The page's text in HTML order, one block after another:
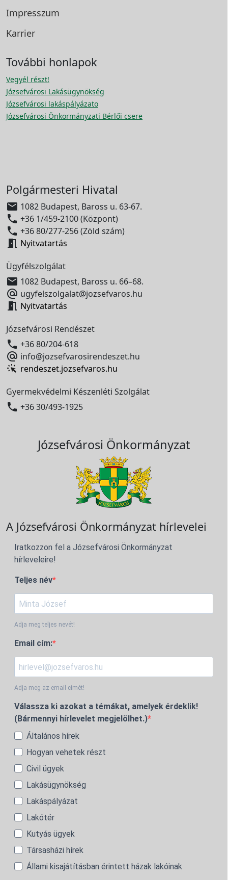
Impresszum
Karrier
További honlapok
Vegyél részt!
Józsefvárosi Lakásügynökség
Józsefvárosi lakáspályázato
Józsefvárosi Önkormányzati Bérlői csere
Polgármesteri Hivatal
 1082 Budapest, Baross u. 63-67.
 +36 1/459-2100 (Központ)
 +36 80/277-256 (Zöld szám)
 Nyitvatartás
Ügyfélszolgálat
 1082 Budapest, Baross u. 66–68.
 ugyfelszolgalat@jozsefvaros.hu
 Nyitvatartás
Józsefvárosi Rendészet
 +36 80/204-618
 info@jozsefvarosirendeszet.hu
rendeszet.jozsefvaros.hu
Gyermekvédelmi Készenléti Szolgálat
 +36 30/493-1925
Józsefvárosi Önkormányzat
A Józsefvárosi Önkormányzat hírlevelei
Iratkozzon fel a Józsefvárosi Önkormányzat
hírleveleire!
Teljes név
Adja meg teljes nevét!
Email cím:
Adja meg az email címét!
Válassza ki azokat a témákat, amelyek érdeklik!
(Bármennyi hírlevelet megjelölhet.)
Általános hírek
Hogyan vehetek részt
Civil ügyek
Lakásügynökség
Lakáspályázat
Lakótér
Kutyás ügyek
Társasházi hírek
Állami kisajátításban érintett házak lakóinak